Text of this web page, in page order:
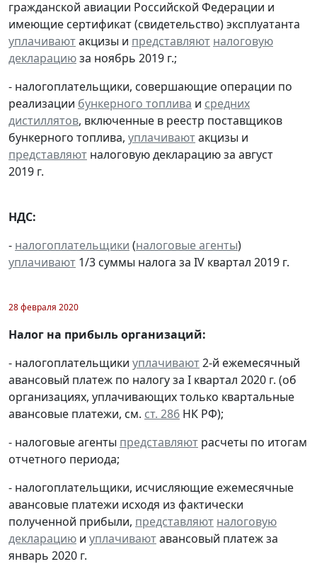
гражданской авиации Российской Федерации и
имеющие сертификат (свидетельство) эксплуатанта
уплачиваютакцизы и представляют налоговую
декларациюза ноябрь 2019 г.;
- налогоплательщики, совершающие операции по
реализации бункерного топлива и средних
дистиллятов, включенные в реестр поставщиков
бункерного топлива, уплачиваютакцизы и
представляют налоговую декларацию за август
2019 г.
НДС:
- налогоплательщики (налоговые агенты)
уплачивают 1/3 суммы налога за IV квартал 2019 г.
28 февраля 2020
Налог на прибыль организаций:
- налогоплательщики уплачивают2-й ежемесячный
авансовый платеж по налогу за I квартал 2020 г. (об
организациях, уплачивающих только квартальные
авансовые платежи, см. ст. 286 НК РФ);
- налоговые агенты представляют расчеты по итогам
отчетного периода;
- налогоплательщики, исчисляющие ежемесячные
авансовые платежи исходя из фактически
полученной прибыли, представляют налоговую
декларацию и уплачиваютавансовый платеж за
январь 2020 г.